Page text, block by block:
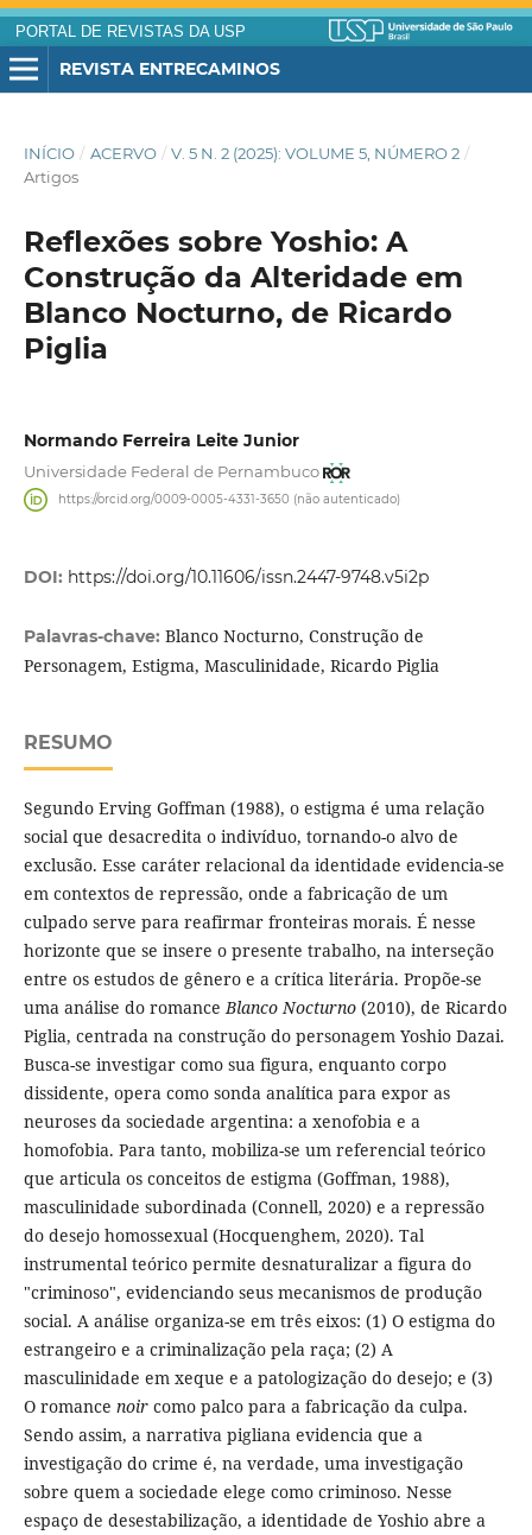
PORTAL DE REVISTAS DA USP
REVISTA ENTRECAMINOS
INÍCIO / ACERVO / V. 5 N. 2 (2025): VOLUME 5, NÚMERO 2 /
Artigos
Reflexões sobre Yoshio: A
Construção da Alteridade em
Blanco Nocturno, de Ricardo
Piglia
Normando Ferreira Leite Junior
Universidade Federal de Pernambuco
https://orcid.org/0009-0005-4331-3650 (não autenticado)
DOI: https://doi.org/10.11606/issn.2447-9748.v5i2p
Palavras-chave: Blanco Nocturno, Construção de
Personagem, Estigma, Masculinidade, Ricardo Piglia
RESUMO
Segundo Erving Goffman (1988), o estigma é uma relação
social que desacredita o indivíduo, tornando-o alvo de
exclusão. Esse caráter relacional da identidade evidencia-se
em contextos de repressão, onde a fabricação de um
culpado serve para reafirmar fronteiras morais. É nesse
horizonte que se insere o presente trabalho, na interseção
entre os estudos de gênero e a crítica literária. Propõe-se
uma análise do romance Blanco Nocturno(2010), de Ricardo
Piglia, centrada na construção do personagem Yoshio Dazai.
Busca-se investigar como sua figura, enquanto corpo
dissidente, opera como sonda analítica para expor as
neuroses da sociedade argentina: a xenofobia e a
homofobia. Para tanto, mobiliza-se um referencial teórico
que articula os conceitos de estigma (Goffman, 1988),
masculinidade subordinada (Connell, 2020) e a repressão
do desejo homossexual (Hocquenghem, 2020). Tal
instrumental teórico permite desnaturalizar a figura do
"criminoso", evidenciando seus mecanismos de produção
social. A análise organiza-se em três eixos: (1) O estigma do
estrangeiro e a criminalização pela raça; (2) A
masculinidade em xeque e a patologização do desejo; e (3)
O romance noircomo palco para a fabricação da culpa.
Sendo assim, a narrativa pigliana evidencia que a
investigação do crime é, na verdade, uma investigação
sobre quem a sociedade elege como criminoso. Nesse
espaço de desestabilização, a identidade de Yoshio abre a